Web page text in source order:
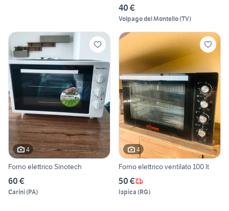
40 €
Volpago del Montello(TV)
4
Forno elettrico Sinotech
60 €
Carini(PA)
4
Forno elettrico ventilato 100 lt
50 €
Ispica (RG)